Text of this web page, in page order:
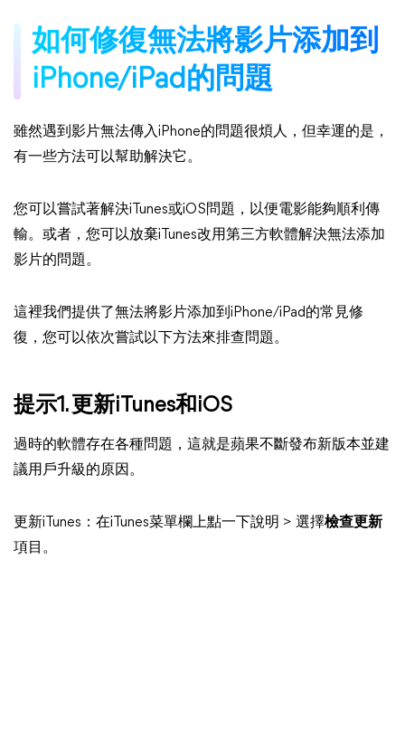
如何修復無法將影片添加到
iPhone/iPad的問題
雖然遇到影片無法傳入iPhone的問題很煩人，但幸運的是，
有一些方法可以幫助解決它。
您可以嘗試著解決iTunes或iOS問題，以便電影能夠順利傳
輸。或者，您可以放棄iTunes改用第三方軟體解決無法添加
影片的問題。
這裡我們提供了無法將影片添加到iPhone/iPad的常見修
復，您可以依次嘗試以下方法來排查問題。
提示1. 更新iTunes和iOS
過時的軟體存在各種問題，這就是蘋果不斷發布新版本並建
議用戶升級的原因。
更新iTunes：在iTunes菜單欄上點一下說明 > 選擇檢查更新
項目。